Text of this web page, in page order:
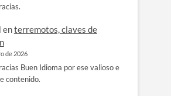
enterremotos, claves de
de 2026
Buen Idioma por ese valioso e
contenido.